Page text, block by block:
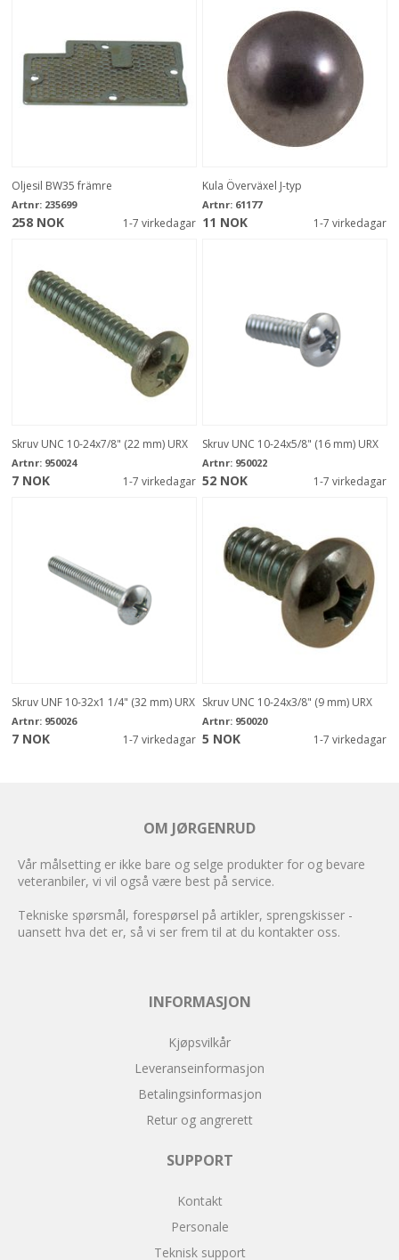
Oljesil BW35 främre
Artnr: 235699
258 NOK 1-7 virkedagar
Kula Överväxel J-typ
Artnr: 61177
11 NOK 1-7 virkedagar
Skruv UNC 10-24x7/8" (22 mm) URX
Artnr: 950024
7 NOK 1-7 virkedagar
Skruv UNC 10-24x5/8" (16 mm) URX
Artnr: 950022
52 NOK 1-7 virkedagar
Skruv UNF 10-32x1 1/4" (32 mm) URX
Artnr: 950026
7 NOK 1-7 virkedagar
Skruv UNC 10-24x3/8" (9 mm) URX
Artnr: 950020
5 NOK 1-7 virkedagar
OM JØRGENRUD
Vår målsetting er ikke bare og selge produkter for og bevare
veteranbiler, vi vil også være best på service.
Tekniske spørsmål, forespørsel på artikler, sprengskisser -
uansett hva det er, så vi ser frem til at du kontakter oss.
INFORMASJON
Kjøpsvilkår
Leveranseinformasjon
Betalingsinformasjon
Retur og angrerett
SUPPORT
Kontakt
Personale
Teknisk support